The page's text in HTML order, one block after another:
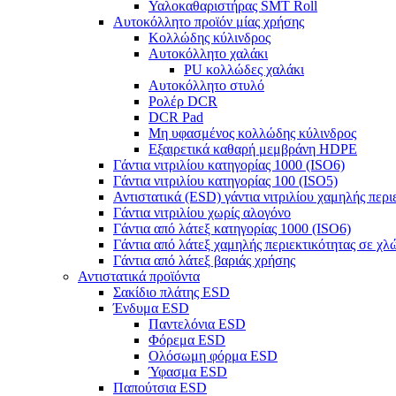
Υαλοκαθαριστήρας SMT Roll
Αυτοκόλλητο προϊόν μίας χρήσης
Κολλώδης κύλινδρος
Αυτοκόλλητο χαλάκι
PU κολλώδες χαλάκι
Αυτοκόλλητο στυλό
Ρολέρ DCR
DCR Pad
Μη υφασμένος κολλώδης κύλινδρος
Εξαιρετικά καθαρή μεμβράνη HDPE
Γάντια νιτριλίου κατηγορίας 1000 (ISO6)
Γάντια νιτριλίου κατηγορίας 100 (ISO5)
Αντιστατικά (ESD) γάντια νιτριλίου χαμηλής
Γάντια νιτριλίου χωρίς αλογόνο
Γάντια από λάτεξ κατηγορίας 1000 (ISO6)
Γάντια από λάτεξ χαμηλής περιεκτικότητας σε
Γάντια από λάτεξ βαριάς χρήσης
Αντιστατικά προϊόντα
Σακίδιο πλάτης ESD
Ένδυμα ESD
Παντελόνια ESD
Φόρεμα ESD
Ολόσωμη φόρμα ESD
Ύφασμα ESD
Παπούτσια ESD